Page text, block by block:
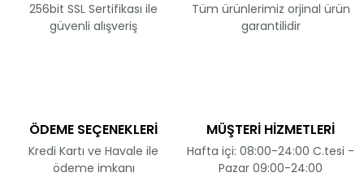
256bit SSL Sertifikası ile
güvenli alışveriş
Tüm ürünlerimiz orjinal ürün
garantilidir
ÖDEME SEÇENEKLERİ
Kredi Kartı ve Havale ile
ödeme imkanı
MÜŞTERİ HİZMETLERİ
Hafta içi: 08:00-24:00 C.tesi -
Pazar 09:00-24:00